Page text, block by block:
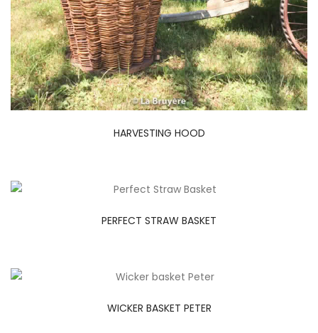
HARVESTING HOOD
PERFECT STRAW BASKET
WICKER BASKET PETER